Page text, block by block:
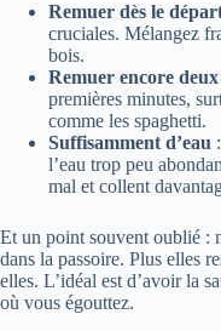
Remuer dès le
cruciales. Mélangez
bois.
Remuer encore
premières minutes,
comme les spaghetti.
Suffisamment d’eau
l’eau trop peu
mal et collent
Et un point souvent oublié :
dans la passoire. Plus elles
elles. L’idéal est d’avoir la
où vous égouttez.